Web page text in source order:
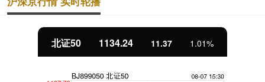
北证50 1134.24 11.37 1.01%